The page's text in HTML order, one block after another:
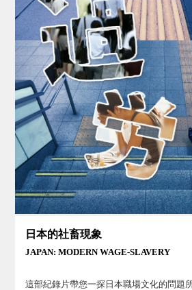
日本的社畜現象
JAPAN: MODERN WAGE-SLAVERY
這部紀錄片帶您一探日本職場文化的問題